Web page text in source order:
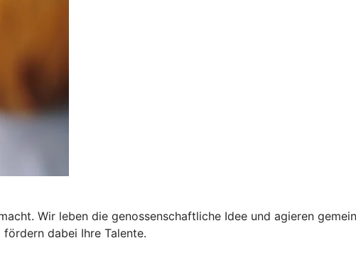
Wir leben die genossenschaftliche Idee und agieren
dabei Ihre Talente.